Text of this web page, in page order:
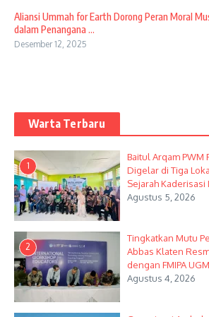
Aliansi Ummah for Earth Dorong Peran Moral
dalam Penangana ...
Desember 12, 2025
Warta Terbaru
1
Baitul Arqam PWM
Digelar di Tiga
Sejarah
Agustus 5, 2026
2
Tingkatkan Mutu
Abbas Klaten
dengan FMIPA UGM
Agustus 4, 2026